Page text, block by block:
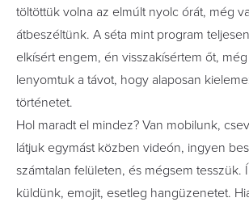
töltöttük volna az elmúlt nyolc órát, még
átbeszéltünk. A séta mint program
elkísért engem, én visszakísértem őt,
lenyomtuk a távot, hogy alaposan
történetet.
Hol maradt el mindez? Van mobilunk,
látjuk egymást közben videón, ingyen
számtalan felületen, és mégsem tesszük.
küldünk, emojit, esetleg hangüzenetet.